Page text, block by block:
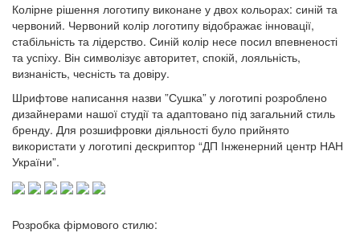
Колірне рішення логотипу виконане у двох кольорах: синій та
червоний. Червоний колір логотипу відображає інновації,
стабільність та лідерство. Синій колір несе посил впевненості
та успіху. Він символізує авторитет, спокій, лояльність,
визнаність, чесність та довіру.
Шрифтове написання назви ”Сушка” у логотипі розроблено
дизайнерами нашої студії та адаптовано під загальний стиль
бренду. Для розшифровки діяльності було прийнято
використати у логотипі дескриптор “ДП Інженерний центр НАН
України”.
Розробка фірмового стилю: